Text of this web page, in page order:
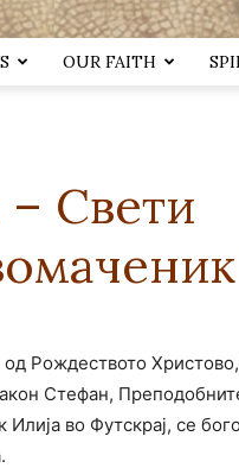
OUR FAITH
Свети
Рождеството
Стефан,
во Футскрај, се